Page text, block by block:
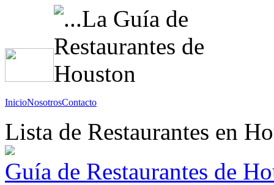
InicioNosotrosContacto
Lista de Restaurantes en
Guía de Restaurantes de